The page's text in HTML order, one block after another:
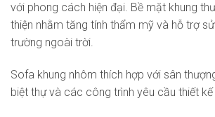
với phong cách hiện đại. Bề mặt khung
thiện nhằm tăng tính thẩm mỹ và hỗ trợ
trường ngoài trời.
Sofa khung nhôm thích hợp với sân
biệt thự và các công trình yêu cầu thiết